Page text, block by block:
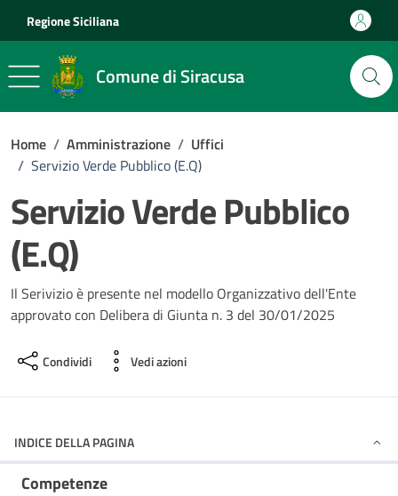
Regione Siciliana
Comune di Siracusa
Home / Amministrazione / Uffici
/ Servizio Verde Pubblico (E.Q)
Servizio Verde Pubblico
(E.Q)
Il Serivizio è presente nel modello Organizzativo dell'Ente
approvato con Delibera di Giunta n. 3 del 30/01/2025
Condividi Vedi azioni
INDICE DELLA PAGINA
Competenze